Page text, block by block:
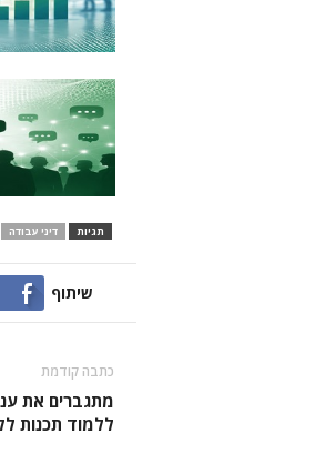
תגיות דיני עבודה
שיתוף
כתבה קודמת
מתגברים את
ללמוד תכנות